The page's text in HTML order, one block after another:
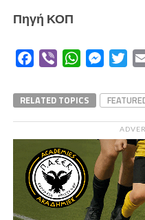
Πηγή ΚΟΠ
Facebook
Viber WhatsApp
RELATED TOPICS